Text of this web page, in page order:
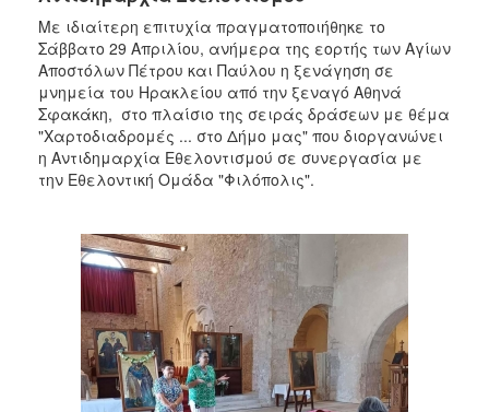
2020
2019
2018
2017
2016
2015
2012
2011
2010
2006
Με ιδιαίτερη επιτυχία πραγματοποιήθηκε το
Σάββατο 29 Απριλίου, ανήμερα της εορτής των Αγίων
Αποστόλων Πέτρου και Παύλου η ξενάγηση σε
μνημεία του Ηρακλείου από την ξεναγό Αθηνά
Σφακάκη, στο πλαίσιο της σειράς δράσεων με θέμα
"Χαρτοδιαδρομές ... στο Δήμο μας" που διοργανώνει
η Αντιδημαρχία Εθελοντισμού σε συνεργασία με
την Εθελοντική Ομάδα "Φιλόπολις".